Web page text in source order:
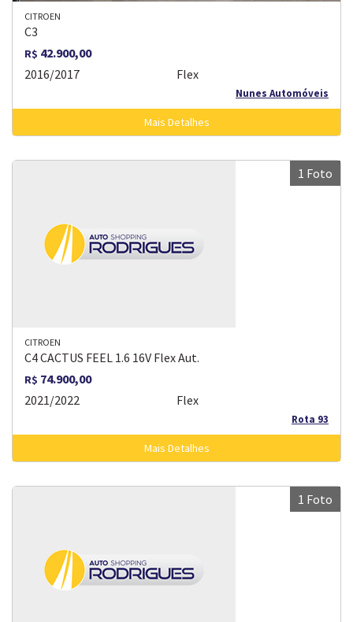
CITROEN
C3
R$ 42.900,00
2016/2017
Flex
Nunes Automóveis
Mais Detalhes
1 Foto
CITROEN
C4 CACTUS FEEL 1.6 16V Flex Aut.
R$ 74.900,00
2021/2022
Flex
Rota 93
Mais Detalhes
1 Foto